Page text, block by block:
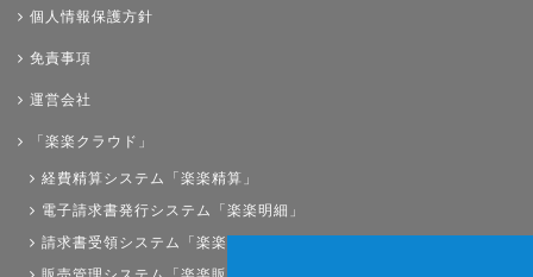
個人情報保護方針
免責事項
運営会社
「楽楽クラウド」
経費精算システム「楽楽精算」
電子請求書発行システム「楽楽明細」
請求書受領システム「楽楽請求」